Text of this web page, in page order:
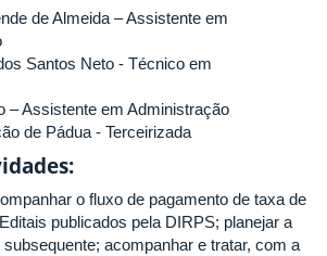
de Almeida – Assistente em
Santos Neto - Técnico em
– Assistente em Administração
de Pádua - Terceirizada
o fluxo de pagamento de taxa de
publicados pela DIRPS; planejar a
subsequente; acompanhar e tratar, com a